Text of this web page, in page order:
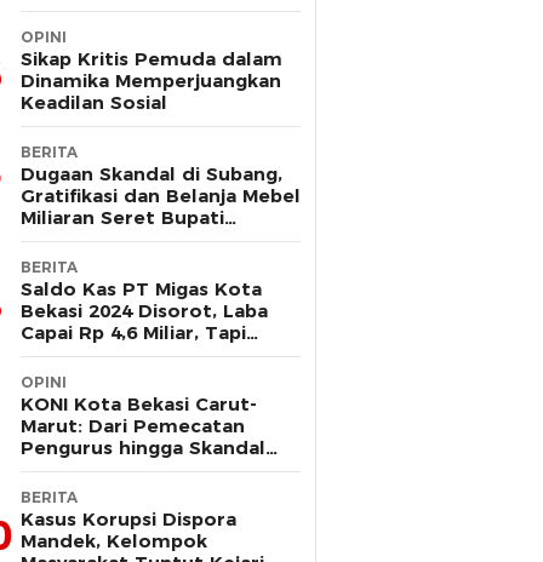
OPINI
Sikap Kritis Pemuda dalam
Dinamika Memperjuangkan
Keadilan Sosial
BERITA
Dugaan Skandal di Subang,
Gratifikasi dan Belanja Mebel
Miliaran Seret Bupati
Reynaldi
BERITA
Saldo Kas PT Migas Kota
Bekasi 2024 Disorot, Laba
Capai Rp 4,6 Miliar, Tapi
Hanya Tersisa Rp 13 Juta
OPINI
KONI Kota Bekasi Carut-
Marut: Dari Pemecatan
Pengurus hingga Skandal
Dana Hibah
BERITA
Kasus Korupsi Dispora
Mandek, Kelompok